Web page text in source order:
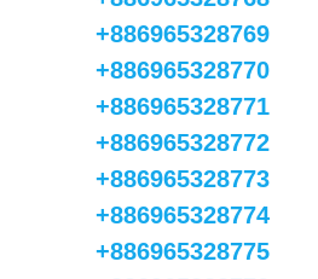
+886965328769
+886965328770
+886965328771
+886965328772
+886965328773
+886965328774
+886965328775